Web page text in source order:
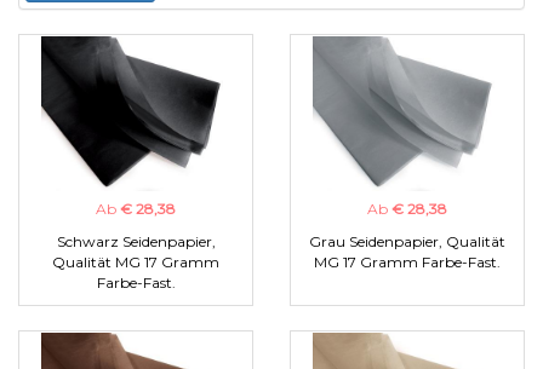
Ab € 28,38
Schwarz Seidenpapier,
Qualität MG 17 Gramm
Farbe-Fast.
Ab € 28,38
Grau Seidenpapier, Qualität
MG 17 Gramm Farbe-Fast.